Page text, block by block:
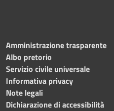
Amministrazione trasparente
Albo pretorio
Servizio civile universale
Informativa privacy
Note legali
Dichiarazione di accessibilità